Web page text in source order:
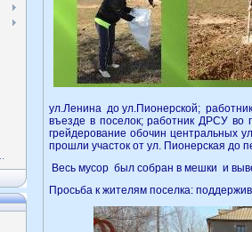
ул.Ленина до ул.Пионерской;
въезде в поселок; работник ДРСУ
грейдерование обочин центральных
прошли участок от ул. Пионерская до
Весь мусор был собран в мешки и
Просьба к жителям поселка: